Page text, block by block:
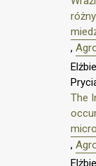
,
The
,